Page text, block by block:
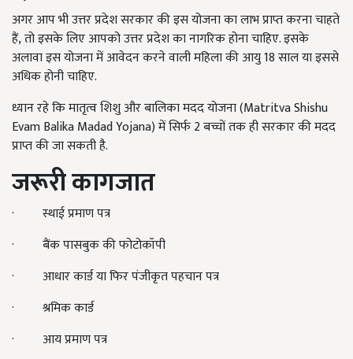
अगर आप भी उत्तर प्रदेश सरकार की इस योजना का लाभ प्राप्त करना चाहते
हैं,तो इसके लिए आपको उत्तर प्रदेश का नागरिक होना चाहिए. इसके
अलावा इस योजना में आवेदन करने वाली महिला की आयु 18 साल या इससे
अधिक होनी चाहिए.
ध्यान रहे कि मातृत्व शिशु और बालिका मदद योजना (Matritva Shishu
Evam Balika Madad Yojana)में सिर्फ 2 बच्चों तक ही सरकार की मदद
प्राप्त की जा सकती है.
जरूरी कागजात
·
स्थाई प्रमाण पत्र
·
बैंक पासबुक की फोटोकॉपी
·
आधार कार्ड या फिर पंजीकृत पहचान पत्र
·
श्रमिक कार्ड
·
आय प्रमाण पत्र